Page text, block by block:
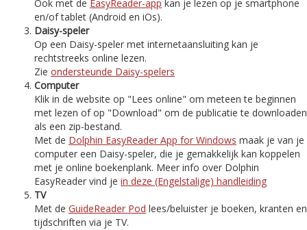
Ook met de EasyReader-app kan je lezen op je smartphone
en/of tablet (Android en iOs).
Daisy-speler
Op een Daisy-speler met internetaansluiting kan je
rechtstreeks online lezen.
Zie ondersteunde Daisy-spelers
Computer
Klik in de website op "Lees online" om meteen te beginnen
met lezen of op "Download" om de publicatie te downloaden
als een zip-bestand.
Met de Dolphin EasyReader App for Windows maak je van je
computer een Daisy-speler, die je gemakkelijk kan koppelen
met je online boekenplank. Meer info over Dolphin
EasyReader vind je in deze (Engelstalige) handleiding
TV
Met de GuideReader Pod lees/beluister je boeken, kranten en
tijdschriften via je TV.